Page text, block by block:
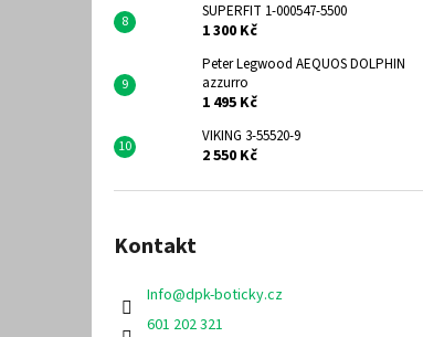
SUPERFIT 1-000547-5500
1 300 Kč
Peter Legwood AEQUOS DOLPHIN
azzurro
1 495 Kč
VIKING 3-55520-9
2 550 Kč
Kontakt
Info@dpk-boticky.cz
601 202 321